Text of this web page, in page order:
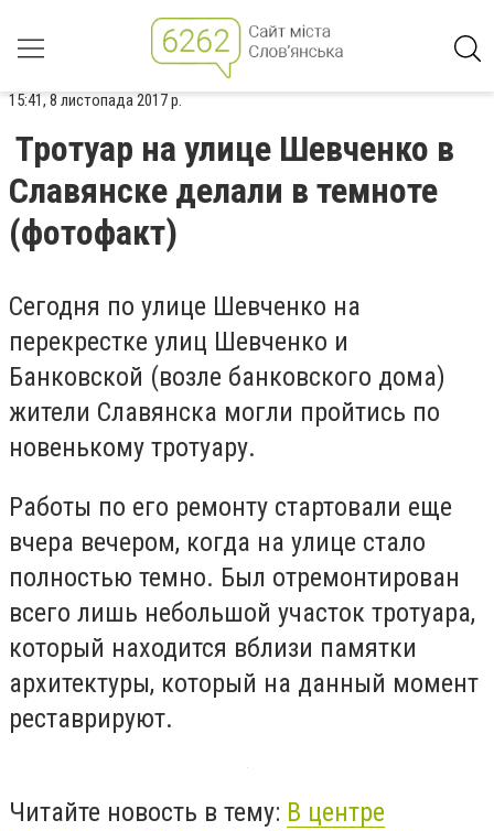
15:41, 8 листопада 2017 р.
Тротуар на улице Шевченко в
Славянске делали в темноте
(фотофакт)
Сегодня по улице Шевченко на
перекрестке улиц Шевченко и
Банковской (возле банковского дома)
жители Славянска могли пройтись по
новенькому тротуару.
Работы по его ремонту стартовали еще
вчера вечером, когда на улице стало
полностью темно. Был отремонтирован
всего лишь небольшой участок тротуара,
который находится вблизи памятки
архитектуры, который на данный момент
реставрируют.
Читайте новость в тему: В центре